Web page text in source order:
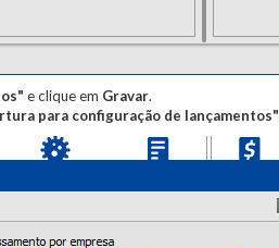
e clique em Gravar.
para configuração de lançamentos"